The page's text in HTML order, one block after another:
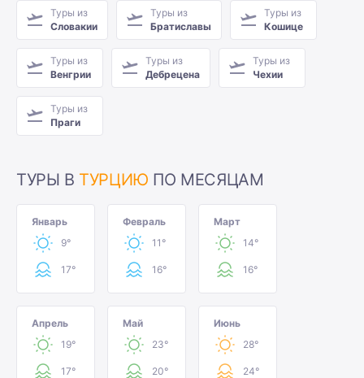
Туры из
Словакии
Туры из
Братиславы
Туры из
Кошице
Туры из
Венгрии
Туры из
Дебрецена
Туры из
Чехии
Туры из
Праги
ТУРЫ В ТУРЦИЮ ПО МЕСЯЦАМ
Январь
9°
17°
Февраль
11°
16°
Март
14°
16°
Апрель
19°
17°
Май
23°
20°
Июнь
28°
24°